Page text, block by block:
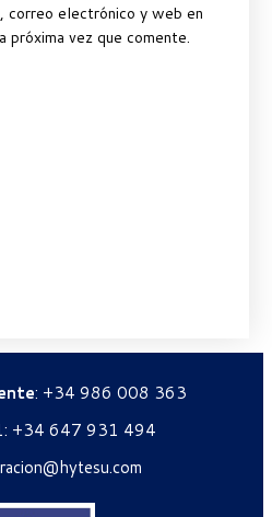
correo electrónico y web en
próxima vez que comente.
: +34 986 008 363
+34 647 931 494